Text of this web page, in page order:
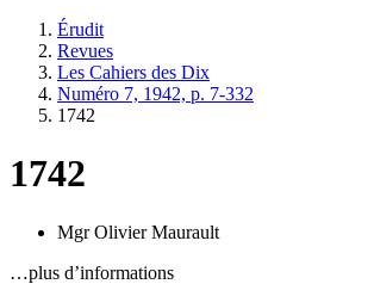
Érudit
Revues
Les Cahiers des Dix
Numéro 7, 1942, p. 7-332
1742
1742
Mgr Olivier Maurault
…plus d’informations